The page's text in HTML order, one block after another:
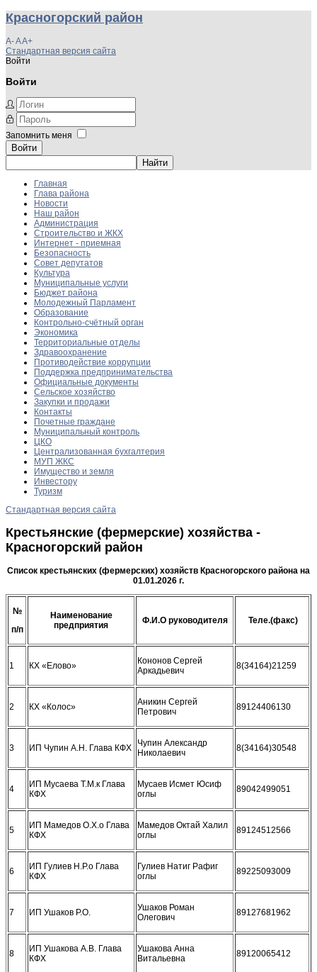
Красногорский район
A-AA+
Стандартная версия сайта
Войти
Войти
Запомнить меня
Войти
Главная
Глава района
Новости
Наш район
Администрация
Строительство и ЖКХ
Интернет - приемная
Безопасность
Совет депутатов
Культура
Муниципальные услуги
Бюджет района
Молодежный Парламент
Образование
Контрольно-счётный орган
Экономика
Территориальные отделы
Здравоохранение
Противодействие коррупции
Поддержка предпринимательства
Официальные документы
Сельское хозяйство
Закупки и продажи
Контакты
Почетные граждане
Муниципальный контроль
ЦКО
Централизованная бухгалтерия
МУП ЖКС
Имущество и земля
Инвестору
Туризм
Стандартная версия сайта
Крестьянские (фермерские) хозяйства -
Красногорский район
Список крестьянских (фермерских) хозяйств Красногорского района на
01.01.2026 г.
№
п/п
Наименование
предприятия
Ф.И.О руководителя Теле.(факс)
1 КХ «Елово»
Кононов Сергей
Аркадьевич
8(34164)21259
2 КХ «Колос»
Аникин Сергей
Петрович
89124406130
3 ИП Чупин А.Н. Глава КФХ
Чупин Александр
Николаевич
8(34164)30548
4
ИП Мусаева Т.М.к Глава
КФХ
Мусаев Исмет Юсиф
оглы
89042499051
5
ИП Мамедов О.Х.о Глава
КФХ
Мамедов Октай Халил
оглы
89124512566
6
ИП Гулиев Н.Р.о Глава
КФХ
Гулиев Натиг Рафиг
оглы
89225093009
7 ИП Ушаков Р.О.
Ушаков Роман
Олегович
89127681962
8
ИП Ушакова А.В. Глава
КФХ
Ушакова Анна
Витальевна
89120065412